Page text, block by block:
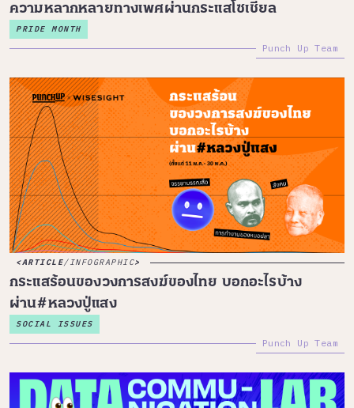
ความหลากหลายทางเพศผ่านกระแสโซเชียล
PRIDE MONTH
Punch Up Team
ARTICLE/INFOGRAPHIC
กระแสร้อนของวงการสงฆ์ของไทย บอกอะไรบ้าง
ผ่าน#หลวงปู่แสง
SOCIAL ISSUES
Punch Up Team